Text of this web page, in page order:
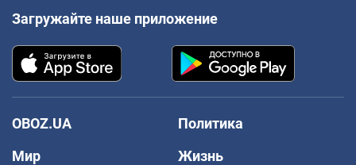
Загружайте наше приложение
OBOZ.UA
Политика
Мир
Жизнь